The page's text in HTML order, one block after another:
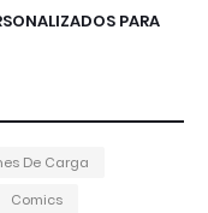
PARA
De Carga
Comics